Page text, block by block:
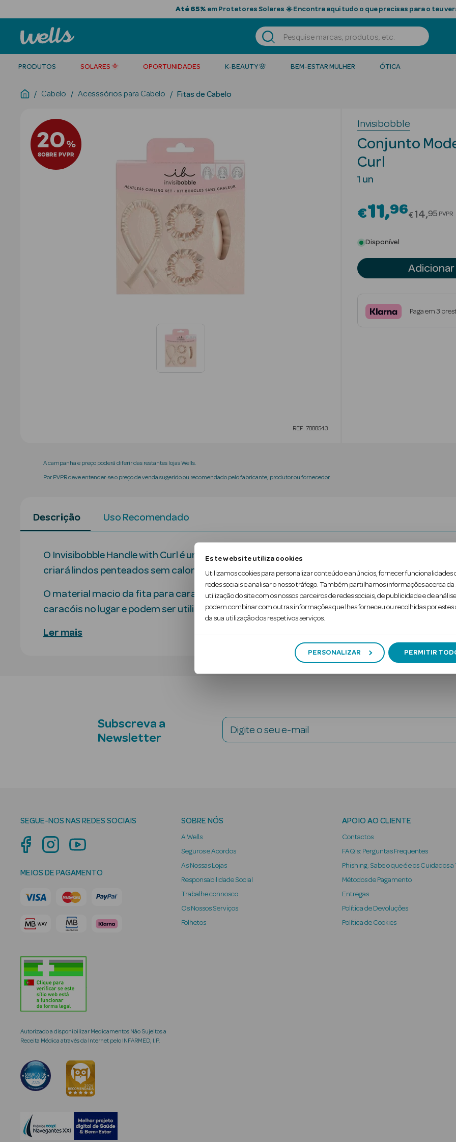
Este website utiliza cookies
Utilizamos cookies para personalizar conteúdo e anúncios, fornecer funcionalidades
redes sociais e analisar o nosso tráfego. Também partilhamos informações acerca da
utilização do site com os nossos parceiros de redes sociais, de publicidade e de
podem combinar com outras informações que lhes forneceu ou recolhidas por estes
da sua utilização dos respetivos serviços.
PERSONALIZAR PERMITIR
Até 65% em Protetores Solares ☀️ Encontra aqui tudo o que precisas para o teu
PRODUTOS SOLARES 🌞 OPORTUNIDADES K-BEAUTY 🌸 BEM-ESTAR MULHER ÓTICA
Cabelo Acesssórios para Cabelo Fitas de Cabelo
20%
SOBRE PVPR
REF: 7888543
Invisibobble
Conjunto
Curl
1 un
€11 96Price
€14 95 PVPR
Disponível
Adicionar
Paga em 3
A campanha e preço poderá diferir das restantes lojas Wells.
Por PVPR deve entender-se o preço de venda sugerido ou recomendado pelo fabricante, produtor ou fornecedor.
Descrição Uso Recomendado
O Invisibobble Handle with Curl é um conjunto de Modelação sem calor fácil de utilizar, feito
criará lindos penteados sem calor.
O material macio da fita para caracóis foi concebido para um sono mais confortável,
caracóis no lugar e podem ser utilizados para pente…
Ler mais
Subscreva a
Newsletter
Digite o seu e-mail
SEGUE-NOS NAS REDES SOCIAIS
MEIOS DE PAGAMENTO
Autorizado a disponibilizar Medicamentos Não Sujeitos a
Receita Médica através da Internet pelo INFARMED, I.P.
SOBRE NÓS
A Wells
Seguros e Acordos
As Nossas Lojas
Responsabilidade Social
Trabalhe connosco
Os Nossos Serviços
Folhetos
APOIO AO CLIENTE
Contactos
FAQ's: Perguntas Frequentes
Phishing: Sabe o que é e os Cuidados a
Métodos de Pagamento
Entregas
Política de Devoluções
Política de Cookies